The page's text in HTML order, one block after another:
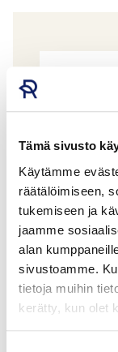
Tämä sivusto
Käytämme
räätälöimiseen,
tukemiseen ja
jaamme
alan
sivustoamme.
tietoja muihin
kerätty, kun olet